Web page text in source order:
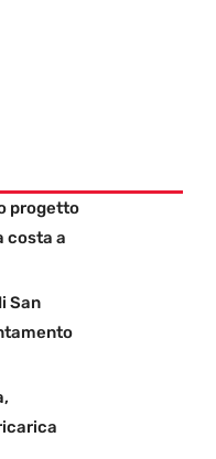
progetto
costa a
San